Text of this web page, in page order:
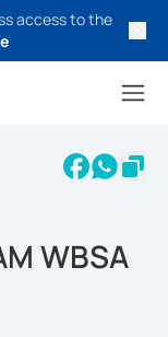
access to the
WBSA